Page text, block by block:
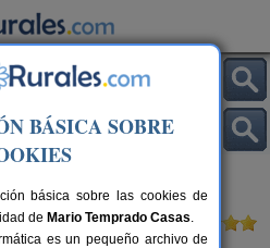
de Sant Feliu
BÁSICA SOBRE
básica sobre las cookies de
de Mario Temprado Casas.
es un pequeño archivo de